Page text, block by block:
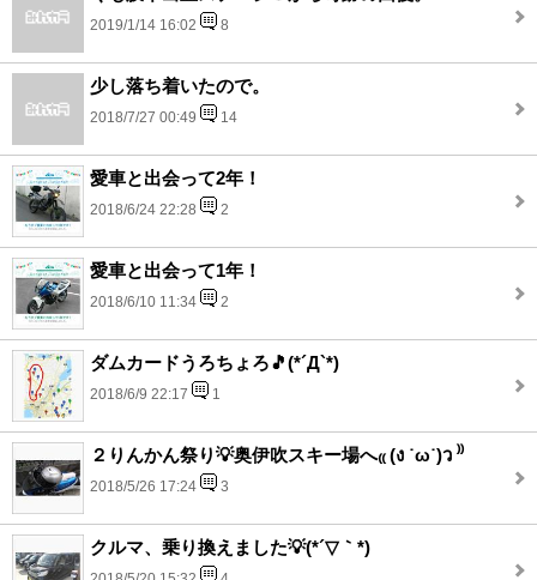
2019/1/14 16:02 8
少し落ち着いたので。
2018/7/27 00:49 14
愛車と出会って2年！
2018/6/24 22:28 2
愛車と出会って1年！
2018/6/10 11:34 2
ダムカードうろちょろ🎵(*´Д`*)
2018/6/9 22:17 1
２りんかん祭り💡奥伊吹スキー場へ₍₍ (ง ˙ω˙)ว ⁾⁾
2018/5/26 17:24 3
クルマ、乗り換えました💡(*´▽｀*)